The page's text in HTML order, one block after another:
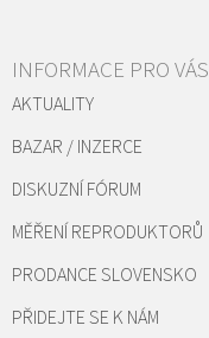
INFORMACE PRO VÁS
AKTUALITY
BAZAR / INZERCE
DISKUZNÍ FÓRUM
MĚŘENÍ REPRODUKTORŮ
PRODANCE SLOVENSKO
PŘIDEJTE SE K NÁM